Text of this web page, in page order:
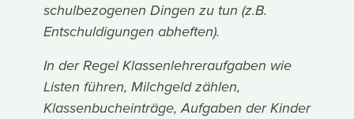
schulbezogenen Dingen zu tun (z.B.
Entschuldigungen abheften).
In der Regel Klassenlehreraufgaben wie
Listen führen, Milchgeld zählen,
Klassenbucheinträge, Aufgaben der Kinder